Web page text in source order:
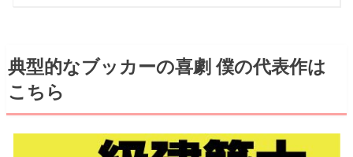
典型的なブッカーの喜劇 僕の代表作は
こちら